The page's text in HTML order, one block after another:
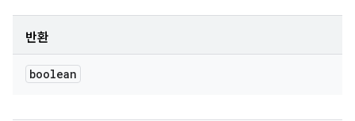
반환
boolean